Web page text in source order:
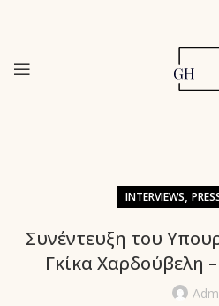
INTERVIEWS,
Συνέντευξη του
Γκίκα Χαρδούβελη